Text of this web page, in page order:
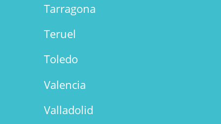
Tarragona
Teruel
Toledo
Valencia
Valladolid